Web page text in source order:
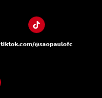
tiktok.com/@saopaulofc